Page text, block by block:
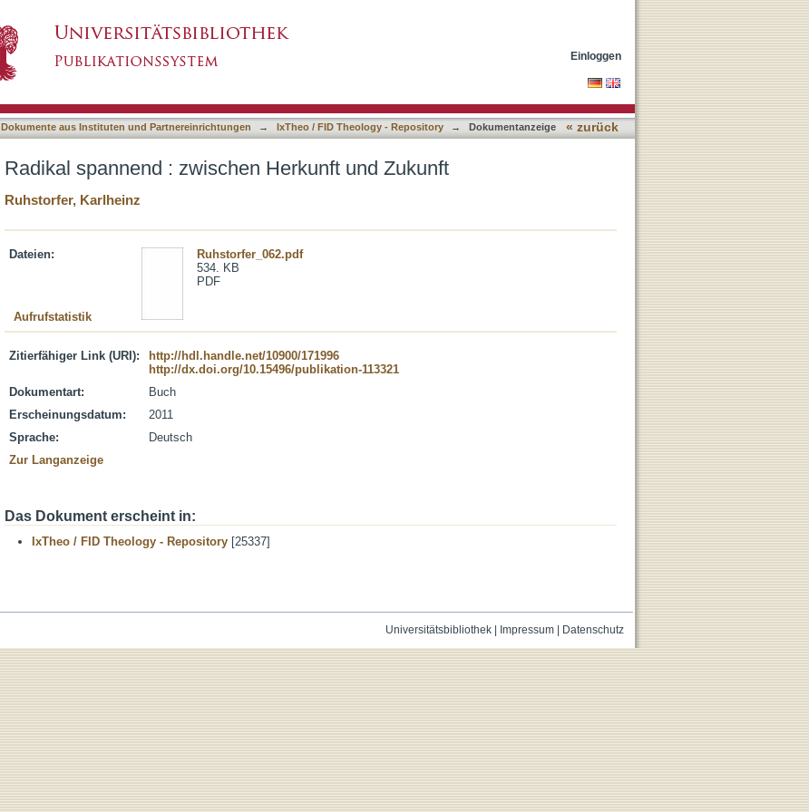
Einloggen
Dokumente aus Instituten und Partnereinrichtungen → IxTheo / FID Theology - Repository → Dokumentanzeige « zurück
Radikal spannend : zwischen Herkunft und Zukunft
Ruhstorfer, Karlheinz
Dateien:
Ruhstorfer_062.pdf
534. KB
PDF
Aufrufstatistik
Zitierfähiger Link (URI):
http://hdl.handle.net/10900/171996
http://dx.doi.org/10.15496/publikation-113321
Dokumentart:
Buch
Erscheinungsdatum:
2011
Sprache:
Deutsch
Zur Langanzeige
Das Dokument erscheint in:
IxTheo / FID Theology - Repository [25337]
Universitätsbibliothek| Impressum| Datenschutz